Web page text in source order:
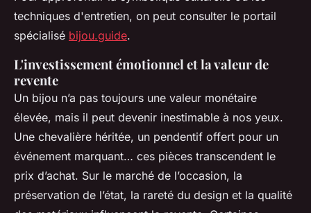
techniques d'entretien, on peut consulter le portail
spécialisé bijou.guide.
L'investissement émotionnel et la valeur de
revente
Un bijou n’a pas toujours une valeur monétaire
élevée, mais il peut devenir inestimable à nos yeux.
Une chevalière héritée, un pendentif offert pour un
événement marquant… ces pièces transcendent le
prix d’achat. Sur le marché de l’occasion, la
préservation de l’état, la rareté du design et la qualité